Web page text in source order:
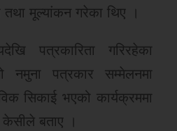
तथा मूल्यांकन गरेका थिए ।
पत्रकारिता गरिरहेका
नमुना पत्रकार सम्मेलनमा
सिकाई भएको कार्यक्रममा
केसीले बताए ।